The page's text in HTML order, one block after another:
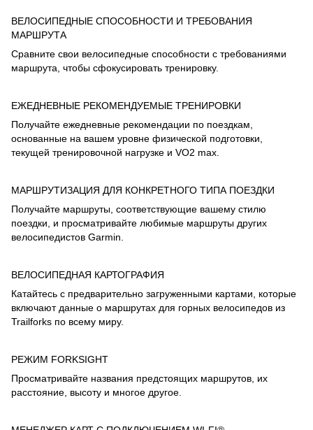
ВЕЛОСИПЕДНЫЕ СПОСОБНОСТИ И ТРЕБОВАНИЯ
МАРШРУТА
Сравните свои велосипедные способности с требованиями
маршрута, чтобы сфокусировать тренировку.
ЕЖЕДНЕВНЫЕ РЕКОМЕНДУЕМЫЕ ТРЕНИРОВКИ
Получайте ежедневные рекомендации по поездкам,
основанные на вашем уровне физической подготовки,
текущей тренировочной нагрузке и VO2 max.
МАРШРУТИЗАЦИЯ ДЛЯ КОНКРЕТНОГО ТИПА ПОЕЗДКИ
Получайте маршруты, соответствующие вашему стилю
поездки, и просматривайте любимые маршруты других
велосипедистов Garmin.
ВЕЛОСИПЕДНАЯ КАРТОГРАФИЯ
Катайтесь с предварительно загруженными картами, которые
включают данные о маршрутах для горных велосипедов из
Trailforks по всему миру.
РЕЖИМ FORKSIGHT
Просматривайте названия предстоящих маршрутов, их
расстояние, высоту и многое другое.